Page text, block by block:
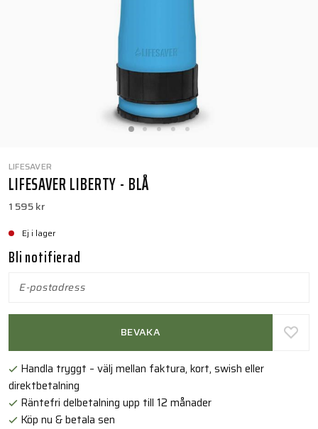
LIFESAVER
LIFESAVER LIBERTY - BLÅ
1 595 kr
Ej i lager
Bli notifierad
BEVAKA
Handla tryggt – välj mellan faktura, kort, swish eller
direktbetalning
Räntefri delbetalning upp till 12 månader
Köp nu & betala sen